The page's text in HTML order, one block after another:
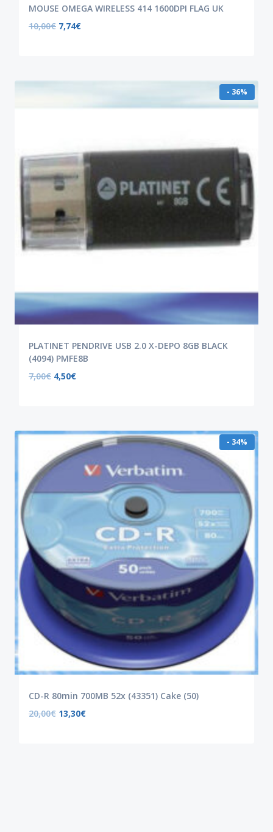
MOUSE OMEGA WIRELESS 414 1600DPI FLAG UK
10,00€ 7,74€
- 36%
PLATINET PENDRIVE USB 2.0 X-DEPO 8GB BLACK
(4094) PMFE8B
7,00€ 4,50€
- 34%
CD-R 80min 700MB 52x (43351) Cake (50)
20,00€ 13,30€